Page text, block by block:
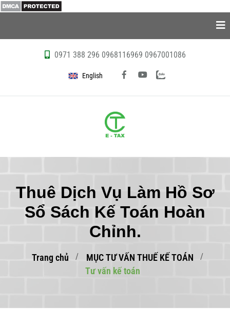
Thuê Dịch Vụ Làm Hồ Sơ
Sổ Sách Kế Toán Hoàn
Chỉnh.
Trang chủ
MỤC TƯ VẤN THUẾ KẾ TOÁN
Tư vấn kế toán
0971 388 296 0968116969 0967001086
English